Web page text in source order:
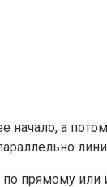
а потом
прямому или